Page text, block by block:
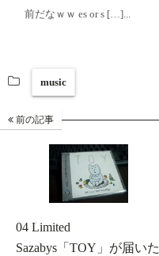
前だなｗｗ es or s […]...
music
前の記事
04 Limited
Sazabys「TOY」が届いた